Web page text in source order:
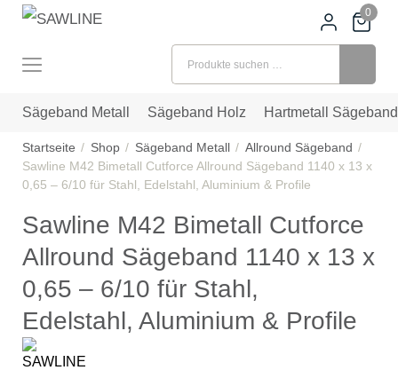
0
Sägeband Metall Sägeband Holz Hartmetall Sägeband
Startseite Shop Sägeband Metall
Allround Sägeband
Sawline M42 Bimetall Cutforce Allround Sägeband 1140 x 13 x
0,65 – 6/10 für Stahl, Edelstahl, Aluminium & Profile
Sawline M42 Bimetall Cutforce
Allround Sägeband 1140 x 13 x
0,65 – 6/10 für Stahl,
Edelstahl, Aluminium & Profile